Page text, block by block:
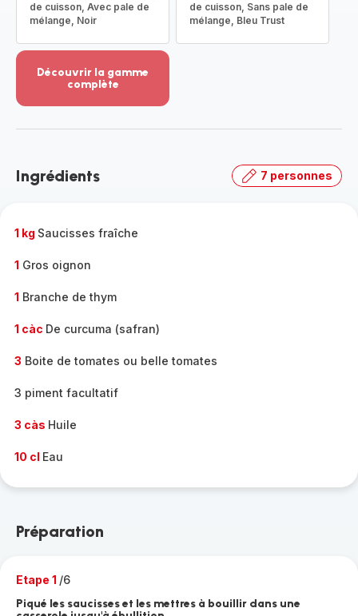
de cuisson, Avec pale de
mélange, Noir
de cuisson, Sans pale de
mélange, Bleu Trust
Découvrir la gamme
complète
-
gamme
Ingrédients 7 personnes
1 kg Saucisses fraîche
1 Gros oignon
1 Branche de thym
1 càc De curcuma (safran)
3 Boite de tomates ou belle tomates
3 piment facultatif
3 càs Huile
10 cl Eau
Préparation
Etape 1 /6
Piqué les saucisses et les mettres à bouillir dans une